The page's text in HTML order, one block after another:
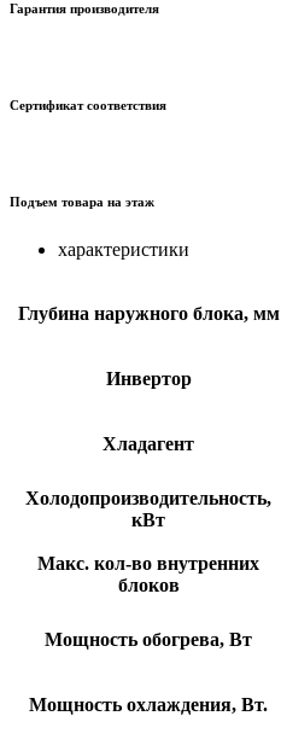
Гарантия производителя
Сертификат соответствия
Подъем товара на этаж
характеристики
Глубина наружного блока, мм
Инвертор
Хладагент
Холодопроизводительность,
кВт
Макс. кол-во внутренних
блоков
Мощность обогрева, Вт
Мощность охлаждения, Вт.